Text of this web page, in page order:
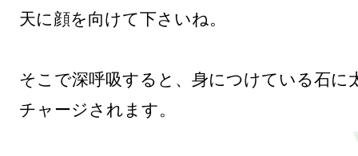
天に顔を向けて下さいね。
そこで深呼吸すると、身につけている石に
チャージされます。